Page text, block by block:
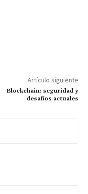
Artículo siguiente
Blockchain: seguridad y
desafíos actuales